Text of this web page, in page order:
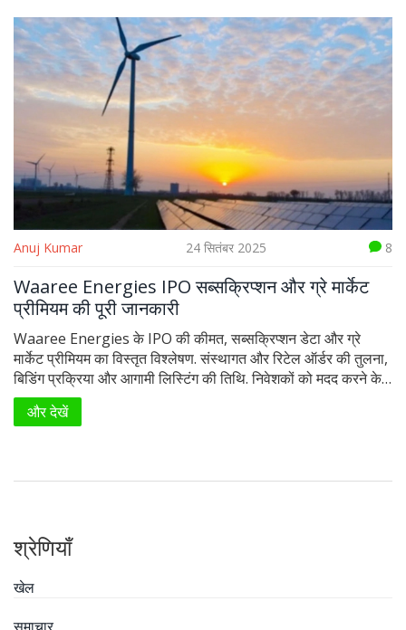
Anuj Kumar 24 सितंबर 2025 8
Waaree Energies IPO सब्सक्रिप्शन और ग्रे मार्केट
प्रीमियम की पूरी जानकारी
Waaree Energies के IPO की कीमत, सब्सक्रिप्शन डेटा और ग्रे
मार्केट प्रीमियम का विस्तृत विश्लेषण. संस्थागत और रिटेल ऑर्डर की तुलना,
बिडिंग प्रक्रिया और आगामी लिस्टिंग की तिथि. निवेशकों को मदद करने के
लिए मुख्य आंकड़े और संभावित जोखिमों की झलक.
और देखें
श्रेणियाँ
खेल